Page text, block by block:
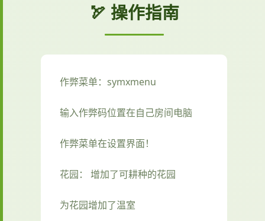
🏹 操作指南
作弊菜单：symxmenu
输入作弊码位置在自己房间电脑
作弊菜单在设置界面！
花园： 增加了可耕种的花园
为花园增加了温室